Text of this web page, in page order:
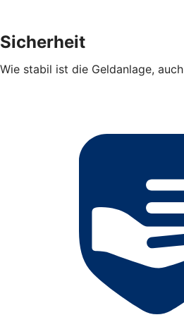
Sicherheit
Wie stabil ist die Geldanlage,